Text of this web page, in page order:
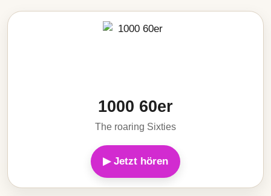
1000 60er
The roaring Sixties
▶ Jetzt hören